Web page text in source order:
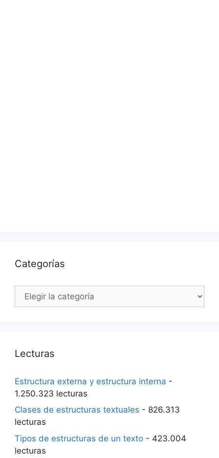
Categorías
Categorías
Lecturas
Estructura externa y estructura interna -
1.250.323 lecturas
Clases de estructuras textuales - 826.313
lecturas
Tipos de estructuras de un texto - 423.004
lecturas